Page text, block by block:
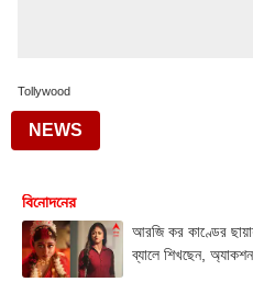
Tollywood
NEWS
বিনোদনের
আরজি কর কাণ্ডের
ব্যালে শিখছেন,